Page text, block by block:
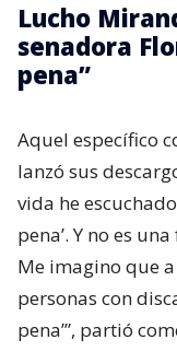
Lucho
senadora
pena”
Aquel específico
lanzó sus
vida he
pena’. Y no es
Me imagino que a
personas con
pena’”, partió